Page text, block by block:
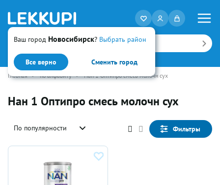
Ваш город Новосибирск? Выбрать район
Все верно Сменить город
Искать
Главная • по алфавиту • Нан 1 Оптипро смесь молочн сух
Нан 1 Оптипро смесь молочн сух
По популярности Фильтры